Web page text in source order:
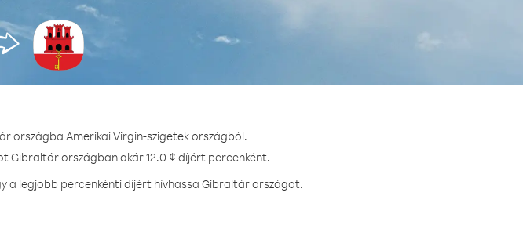
országba Amerikai Virgin-szigetek országból.
Gibraltár országban akár 12.0 ¢ díjért percenként.
a legjobb percenkénti díjért hívhassa Gibraltár országot.